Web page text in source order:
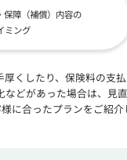
保障（補償）内容の
ミング
くしたり、保険料の支
どがあった場合は、見直
に合ったプランをご紹